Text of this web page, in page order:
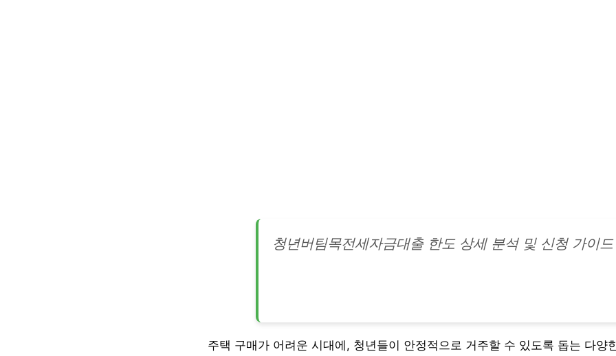
청년버팀목전세자금대출 한도 상세 분석 및 신청 가이드
주택 구매가 어려운 시대에, 청년들이 안정적으로 거주할 수 있도록 돕는 다양